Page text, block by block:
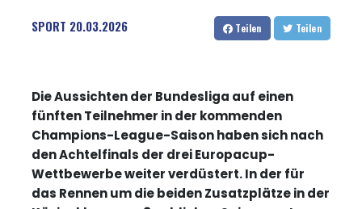
SPORT 20.03.2026 Teilen Teilen
Die Aussichten der Bundesliga auf einen
fünften Teilnehmer in der kommenden
Champions-League-Saison haben sich nach
den Achtelfinals der drei Europacup-
Wettbewerbe weiter verdüstert. In der für
das Rennen um die beiden Zusatzplätze in der